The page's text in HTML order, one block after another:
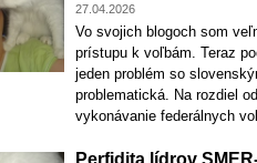
27.04.2026
Vo svojich blogoch som
prístupu k voľbám. Teraz
jeden problém so
problematická. Na rozdiel
vykonávanie federálnych
Perfidita lídrov